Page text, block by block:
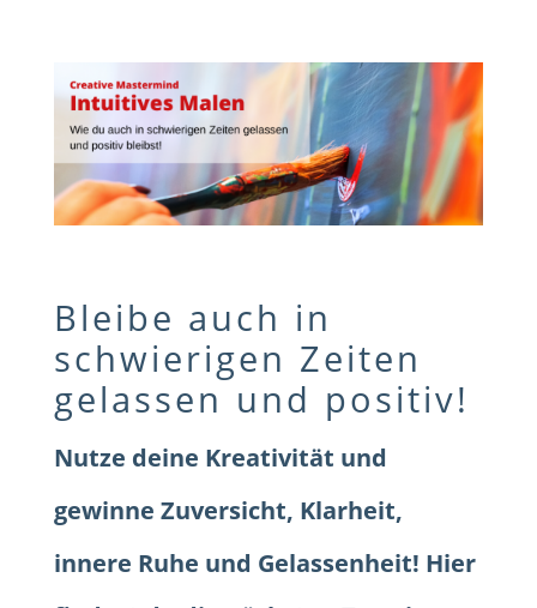
Bleibe auch in
schwierigen Zeiten
gelassen und positiv!
Nutze deine Kreativität und
gewinne Zuversicht, Klarheit,
innere Ruhe und Gelassenheit! Hier